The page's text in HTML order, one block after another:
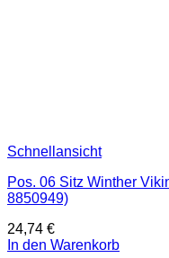
Schnellansicht
Pos. 06 Sitz Winther
8850949)
24,74 €
In den Warenkorb